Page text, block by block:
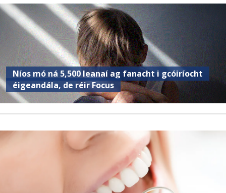
Níos mó ná 5,500 leanaí ag fanacht i gcóiríocht
éigeandála, de réir Focus